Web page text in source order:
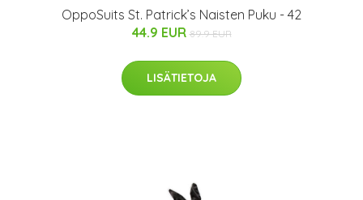
OppoSuits St. Patrick’s Naisten Puku - 42
44.9 EUR 89.9 EUR
LISÄTIETOJA